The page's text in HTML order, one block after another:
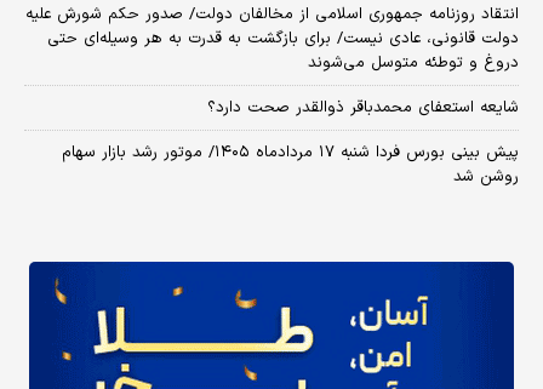
انتقاد روزنامه جمهوری اسلامی از مخالفان دولت/ صدور حکم شورش علیه
دولت قانونی، عادی نیست/ برای بازگشت به قدرت به هر وسیله‌ای حتی
دروغ و توطئه متوسل می‌شوند
شایعه استعفای محمدباقر ذوالقدر صحت دارد؟
پیش بینی بورس فردا شنبه ۱۷ مردادماه ۱۴۰۵/ موتور رشد بازار سهام
روشن شد